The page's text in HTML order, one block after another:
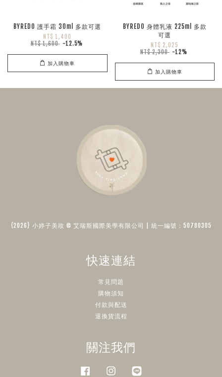
BYREDO 護手霜 30ml 多款可選
NT$ 1,400
NT$ 1,600 -12.5%
加入購物車
BYREDO 身體乳液 225ml 多款
可選
NT$ 2,025
NT$ 2,300 -12%
加入購物車
{2026} 小婷子美妝 © 艾瑞斯國際美學有限公司 | 統一編號：50780305​
快速連結
常見問題
購物須知
付款與配送
退換貨流程
關注我們
Facebook Instagram